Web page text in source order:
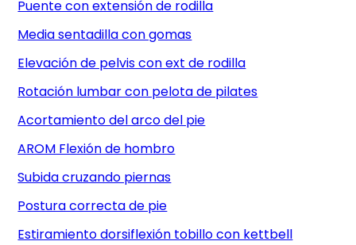
Puente con extensión de rodilla
Media sentadilla con gomas
Elevación de pelvis con ext de rodilla
Rotación lumbar con pelota de pilates
Acortamiento del arco del pie
AROM Flexión de hombro
Subida cruzando piernas
Postura correcta de pie
Estiramiento dorsiflexión tobillo con kettbell